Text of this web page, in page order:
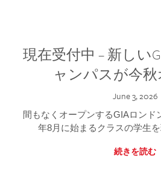
現在受付中 – 新しい
ャンパスが今
June 3, 2026
間もなくオープンするGIAロンド
年8月に始まるクラスの学生を
続きを読む